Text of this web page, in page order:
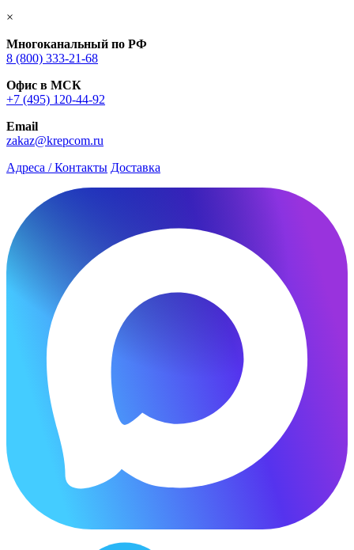
×
Многоканальный по РФ
8 (800) 333‑21-68
Офис в МСК
+7 (495) 120-44-92
Email
zakaz@krepcom.ru
Адреса / Контакты Доставка